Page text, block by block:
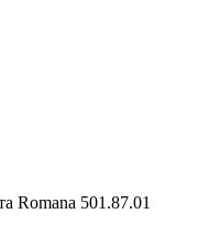
Romana 501.87.01